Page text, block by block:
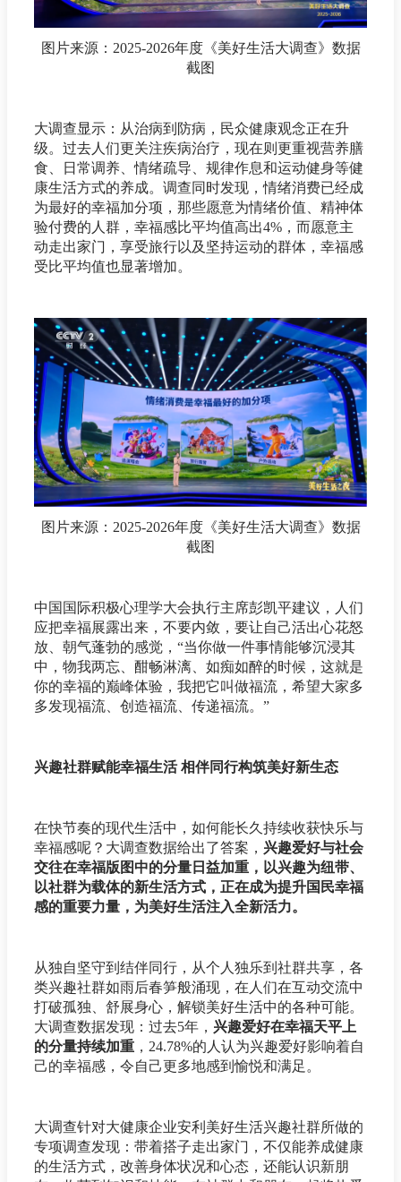
图片来源：2025-2026年度《美好生活大调查》数据
截图
大调查显示：从治病到防病，民众健康观念正在升
级。过去人们更关注疾病治疗，现在则更重视营养膳
食、日常调养、情绪疏导、规律作息和运动健身等健
康生活方式的养成。调查同时发现，情绪消费已经成
为最好的幸福加分项，那些愿意为情绪价值、精神体
验付费的人群，幸福感比平均值高出4%，而愿意主
动走出家门，享受旅行以及坚持运动的群体，幸福感
受比平均值也显著增加。
图片来源：2025-2026年度《美好生活大调查》数据
截图
中国国际积极心理学大会执行主席彭凯平建议，人们
应把幸福展露出来，不要内敛，要让自己活出心花怒
放、朝气蓬勃的感觉，“当你做一件事情能够沉浸其
中，物我两忘、酣畅淋漓、如痴如醉的时候，这就是
你的幸福的巅峰体验，我把它叫做福流，希望大家多
多发现福流、创造福流、传递福流。”
兴趣社群赋能幸福生活 相伴同行构筑美好新生态
在快节奏的现代生活中，如何能长久持续收获快乐与
幸福感呢？大调查数据给出了答案， 兴趣爱好与社会
交往在幸福版图中的分量日益加重，以兴趣为纽带、
以社群为载体的新生活方式，正在成为提升国民幸福
感的重要力量，为美好生活注入全新活力。
从独自坚守到结伴同行，从个人独乐到社群共享，各
类兴趣社群如雨后春笋般涌现，在人们在互动交流中
打破孤独、舒展身心，解锁美好生活中的各种可能。
大调查数据发现：过去5年， 兴趣爱好在幸福天平上
的分量持续加重 ，24.78%的人认为兴趣爱好影响着自
己的幸福感，令自己更多地感到愉悦和满足。
大调查针对大健康企业安利美好生活兴趣社群所做的
专项调查发现：带着搭子走出家门，不仅能养成健康
的生活方式，改善身体状况和心态，还能认识新朋